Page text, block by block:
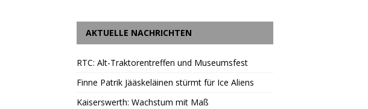
AKTUELLE NACHRICHTEN
RTC: Alt-Traktorentreffen und Museumsfest
Finne Patrik Jääskeläinen stürmt für Ice Aliens
Kaiserswerth: Wachstum mit Maß